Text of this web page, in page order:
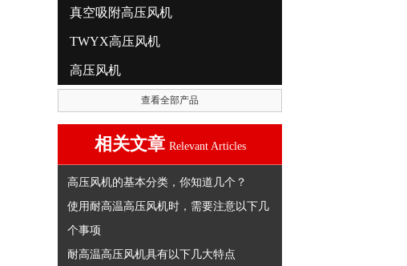
真空吸附高压风机
TWYX高压风机
高压风机
查看全部产品
相关文章 Relevant Articles
高压风机的基本分类，你知道几个？
使用耐高温高压风机时，需要注意以下几
个事项
耐高温高压风机具有以下几大特点